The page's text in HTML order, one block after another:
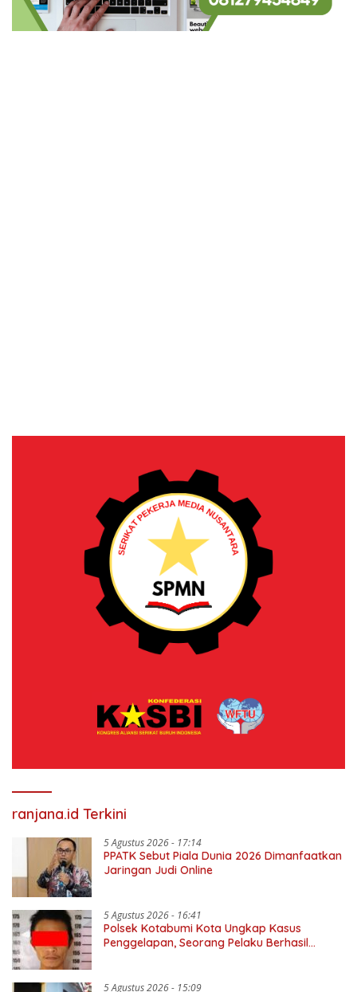
ranjana.id Terkini
5 Agustus 2026 - 17:14
PPATK Sebut Piala Dunia 2026 Dimanfaatkan
Jaringan Judi Online
5 Agustus 2026 - 16:41
Polsek Kotabumi Kota Ungkap Kasus
Penggelapan, Seorang Pelaku Berhasil
5 Agustus 2026 - 15:09